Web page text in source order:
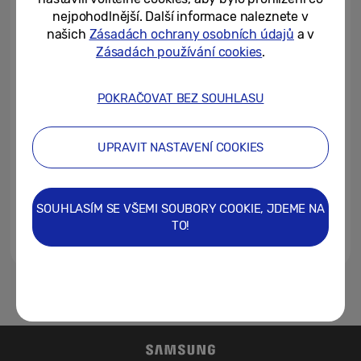
věrnostní body
08/11/2024
hodnota jeho značky činí...
[Design Story] Zarámovaný
06/06/2024
nejpohodlnější. Další informace naleznete v
našich Zásadách ochrany osobních údajů a v
Zásadách používání cookies.
POKRAČOVAT BEZ SOUHLASU
UPRAVIT NASTAVENÍ COOKIES
SOUHLASÍM SE VŠEMI SOUBORY COOKIE, JDEME NA
TO!